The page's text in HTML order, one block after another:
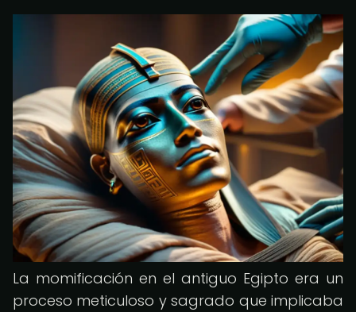
La momificación en el antiguo Egipto era un
proceso meticuloso y sagrado que implicaba